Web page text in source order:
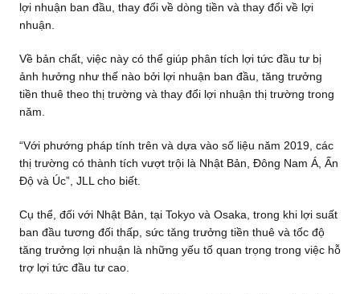
lợi nhuận ban đầu, thay đổi về dòng tiền và thay đổi về lợi
nhuận.
Về bản chất, việc này có thể giúp phân tích lợi tức đầu tư bị
ảnh hưởng như thế nào bởi lợi nhuận ban đầu, tăng trưởng
tiền thuê theo thị trường và thay đổi lợi nhuận thị trường trong
năm.
“Với phướng pháp tính trên và dựa vào số liệu năm 2019, các
thị trường có thành tích vượt trội là Nhật Bản, Đông Nam Á, Ấn
Độ và Úc”, JLL cho biết.
Cụ thể, đối với Nhật Bản, tại Tokyo và Osaka, trong khi lợi suất
ban đầu tương đối thấp, sức tăng trưởng tiền thuê và tốc độ
tăng trưởng lợi nhuận là những yếu tố quan trọng trong việc hỗ
trợ lợi tức đầu tư cao.